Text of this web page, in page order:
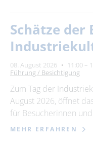
Schätze der
08. August 2026 11:00 –
Führung / Besichtigung
Zum Tag der
August 2026, öffnet
für Besucherinnen
MEHR ERFAHREN